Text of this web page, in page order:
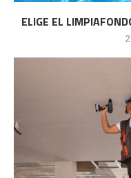
ELIGE EL